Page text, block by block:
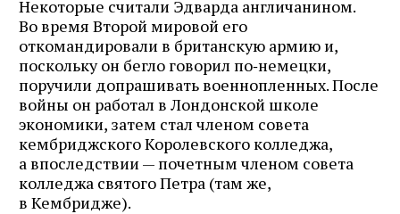
Некоторые считали Эдварда англичанином.
Во время Второй мировой его
откомандировали в британскую армию и,
поскольку он бегло говорил по‑немецки,
поручили допрашивать военнопленных. После
войны он работал в Лондонской школе
экономики, затем стал членом совета
кембриджского Королевского колледжа,
а впоследствии — почетным членом совета
колледжа святого Петра (там же,
в Кембридже).